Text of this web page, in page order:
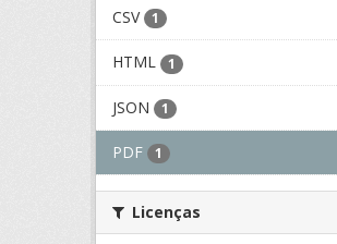
CSV 1
HTML 1
JSON 1
PDF 1
Licenças